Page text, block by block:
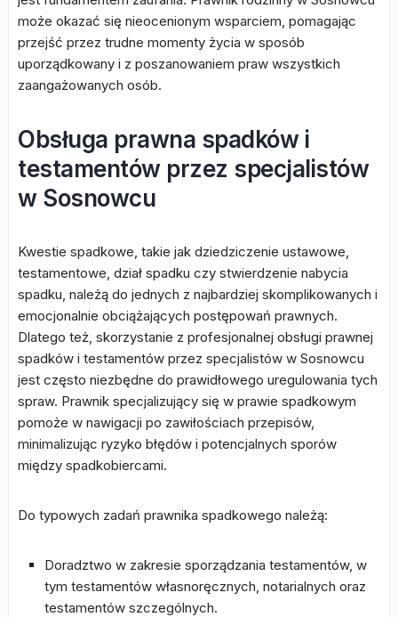
może okazać się nieocenionym wsparciem, pomagając
przejść przez trudne momenty życia w sposób
uporządkowany i z poszanowaniem praw wszystkich
zaangażowanych osób.
Obsługa prawna spadków i
testamentów przez specjalistów
w Sosnowcu
Kwestie spadkowe, takie jak dziedziczenie ustawowe,
testamentowe, dział spadku czy stwierdzenie nabycia
spadku, należą do jednych z najbardziej skomplikowanych i
emocjonalnie obciążających postępowań prawnych.
Dlatego też, skorzystanie z profesjonalnej obsługi prawnej
spadków i testamentów przez specjalistów w Sosnowcu
jest często niezbędne do prawidłowego uregulowania tych
spraw. Prawnik specjalizujący się w prawie spadkowym
pomoże w nawigacji po zawiłościach przepisów,
minimalizując ryzyko błędów i potencjalnych sporów
między spadkobiercami.
Do typowych zadań prawnika spadkowego należą:
Doradztwo w zakresie sporządzania testamentów, w
tym testamentów własnoręcznych, notarialnych oraz
testamentów szczególnych.